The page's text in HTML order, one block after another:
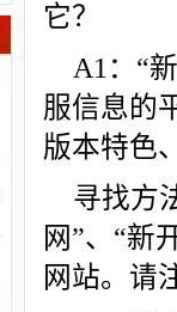
它？
A1：“
服信息的
版本特色
寻找方
网”、“新
网站。请